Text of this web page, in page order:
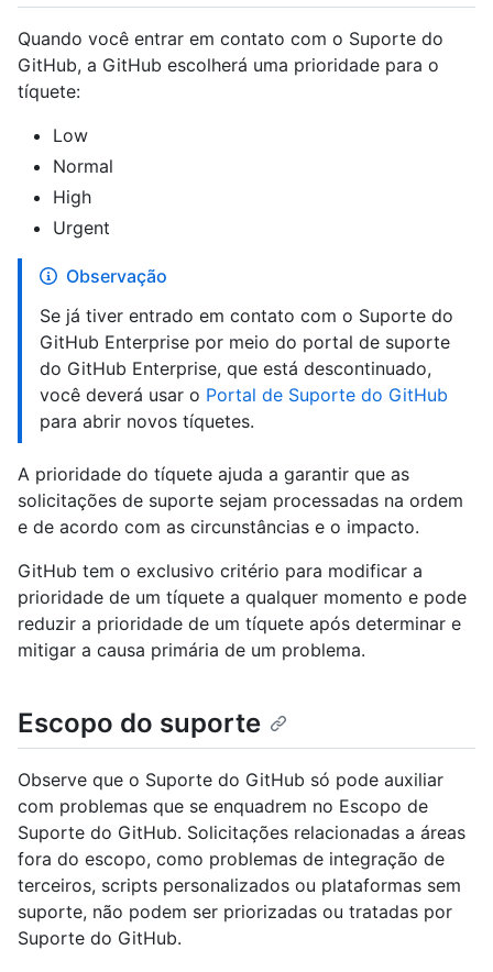
Quando você entrar em contato com o Suporte do
GitHub, a GitHub escolherá uma prioridade para o
tíquete:
Low
Normal
High
Urgent
Observação
Se já tiver entrado em contato com o Suporte do
GitHub Enterprise por meio do portal de suporte
do GitHub Enterprise, que está descontinuado,
você deverá usar o Portal de Suporte do GitHub
para abrir novos tíquetes.
A prioridade do tíquete ajuda a garantir que as
solicitações de suporte sejam processadas na ordem
e de acordo com as circunstâncias e o impacto.
GitHub tem o exclusivo critério para modificar a
prioridade de um tíquete a qualquer momento e pode
reduzir a prioridade de um tíquete após determinar e
mitigar a causa primária de um problema.
Escopo do suporte
Observe que o Suporte do GitHub só pode auxiliar
com problemas que se enquadrem no Escopo de
Suporte do GitHub. Solicitações relacionadas a áreas
fora do escopo, como problemas de integração de
terceiros, scripts personalizados ou plataformas sem
suporte, não podem ser priorizadas ou tratadas por
Suporte do GitHub.